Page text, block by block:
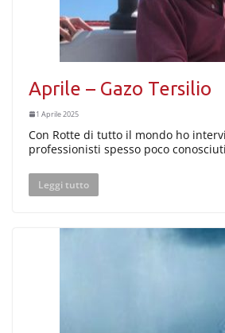
Aprile – Gazo Tersilio
1 Aprile 2025
Con Rotte di tutto il mondo ho
professionisti spesso poco
Leggi tutto